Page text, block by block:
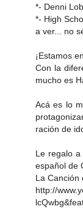
*- Denni
*- High
a ver... no
¡Estamos
Con la
mucho es
Acá es lo
ración de
Le regalo
español de
La Canción
http://